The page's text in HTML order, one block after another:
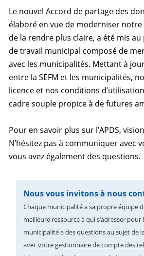
Le nouvel Accord de partage des
élaboré en vue de moderniser
de la rendre plus claire, a été mis
de travail municipal composé de
avec les municipalités. Mettant à
entre la SEFM et les municipalités,
licence et nos conditions
cadre souple propice à de futures
Pour en savoir plus sur l’APDS,
N’hésitez pas à communiquer avec
vous avez également des questions.
Nous vous invitons à nous
Chaque municipalité a sa propre équipe
meilleure ressource à qui s’adresser
municipalité a des questions au sujet de
avecvotre gestionnaire de compte des